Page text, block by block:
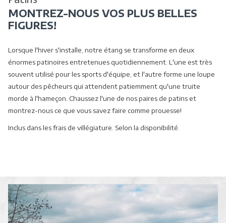
actualisé
sur
les
liens
suivants
MONTREZ-NOUS VOS PLUS BELLES
FIGURES!
Lorsque l'hiver s'installe, notre étang se transforme en deux
énormes patinoires entretenues quotidiennement. L'une est très
souvent utilisé pour les sports d'équipe, et l'autre forme une loupe
autour des pêcheurs qui attendent patiemment qu'une truite
morde à l'hameçon. Chaussez l'une de nos paires de patins et
montrez-nous ce que vous savez faire comme prouesse!
Inclus dans les frais de villégiature. Selon la disponibilité.